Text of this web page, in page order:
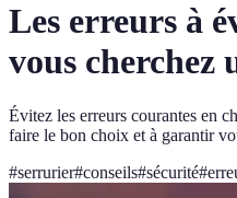
Les erreurs à
vous cherchez
Évitez les erreurs courantes en
faire le bon choix et à garantir
#serrurier#conseils#sécurité#